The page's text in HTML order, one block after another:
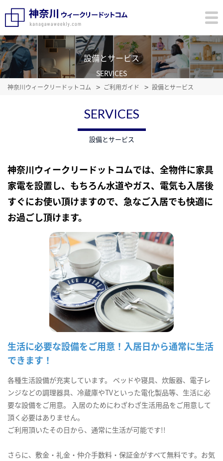
設備とサービス
SERVICES
神奈川ウィークリードットコム ご利用ガイド 設備とサービス
SERVICES
設備とサービス
神奈川ウィークリードットコムでは、全物件に家具
家電を設置し、もちろん水道やガス、電気も入居後
すぐにお使い頂けますので、急なご入居でも快適に
お過ごし頂けます。
生活に必要な設備をご用意！入居日から通常に生活
できます！
各種生活設備が充実しています。 ベッドや寝具、炊飯器、電子レ
ンジなどの調理器具、冷蔵庫やTVといった電化製品等、生活に必
要な設備をご用意。 入居のためにわざわざ生活用品をご用意して
頂く必要はありません。
ご利用頂いたその日から、通常に生活が可能です!!
さらに、敷金・礼金・仲介手数料・保証金がすべて無料です。お気